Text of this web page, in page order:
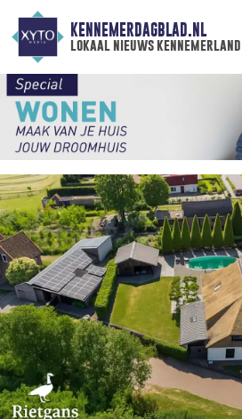
KENNEMERDAGBLAD.NL
lokaal nieuws kennemerland